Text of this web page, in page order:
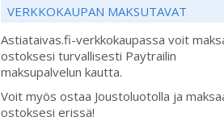
VERKKOKAUPAN MAKSUTAVAT
Astiataivas.fi-verkkokaupassa voit
ostoksesi turvallisesti Paytrailin
maksupalvelun kautta.
Voit myös ostaa Joustoluotolla ja
ostoksesi erissä!